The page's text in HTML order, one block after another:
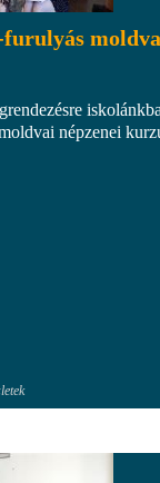
furulyás
népzenei